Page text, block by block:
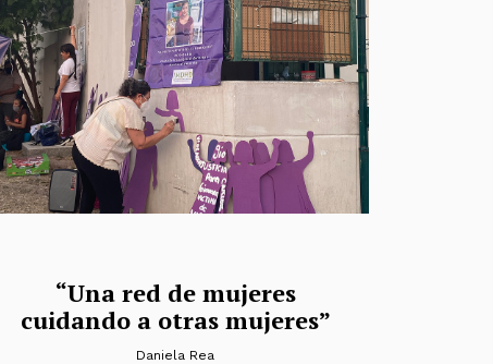
“Una red de mujeres
cuidando a otras mujeres”
Daniela Rea